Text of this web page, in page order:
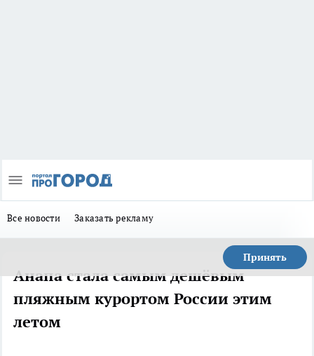
Все новости Заказать рекламу
Принять
Анапа стала самым дешёвым
пляжным курортом России этим
летом